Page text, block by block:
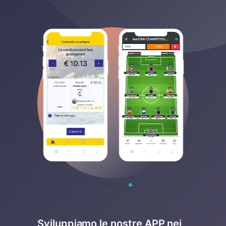
Sviluppiamo le nostre APP nei